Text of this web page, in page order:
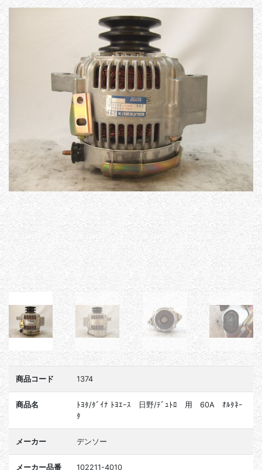
商品コード 1374
商品名
ﾄﾖﾀ/ﾀﾞｲﾅ ﾄﾖｴｰｽ 日野/ﾃﾞｭﾄﾛ 用 60A ｵﾙﾀﾈｰ
ﾀ
メーカー デンソー
メーカー品番 102211-4010